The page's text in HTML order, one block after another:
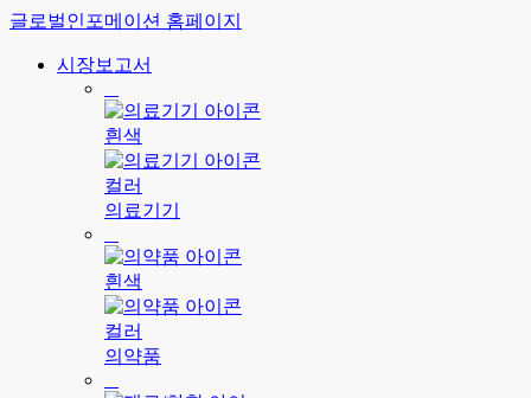
글로벌인포메이션 홈페이지
시장보고서
의료기기
의약품